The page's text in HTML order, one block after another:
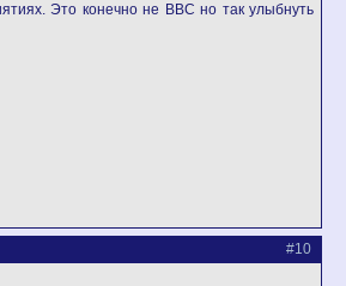
Это конечно не BBC но так улыбнуть
#10